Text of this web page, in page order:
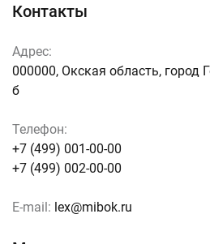
Контакты
Адрес:
000000, Окская область, город
б
Телефон:
+7 (499) 001-00-00
+7 (499) 002-00-00
E-mail: lex@mibok.ru